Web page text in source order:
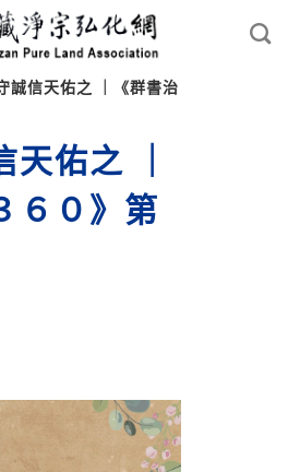
誠信天佑之 ｜《群書治
天佑之 ｜
６０》第